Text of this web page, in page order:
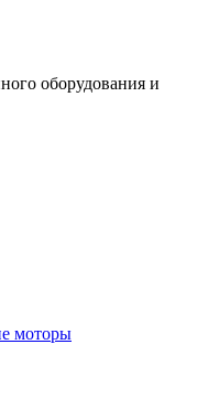
оборудования и
моторы